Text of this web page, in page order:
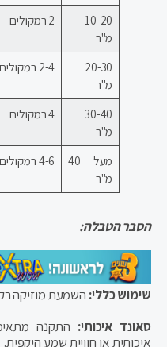
10-20
מ"ר
2 רמקולים
20-30
מ"ר
2-4 רמקולים
30-40
מ"ר
4 רמקולים
מעל 40
מ"ר
4-6 רמקולים
הסבר הטבלה:
שימוש כללי: השמעת מוזיקה
סאונד איכותי: התקנה
איכותית או חוויית שמע היקפית.